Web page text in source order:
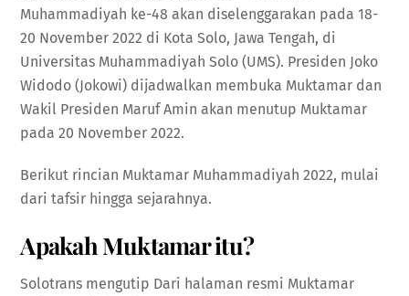
Muhammadiyah ke-48 akan diselenggarakan pada 18-
20 November 2022 di Kota Solo, Jawa Tengah, di
Universitas Muhammadiyah Solo (UMS). Presiden Joko
Widodo (Jokowi) dijadwalkan membuka Muktamar dan
Wakil Presiden Maruf Amin akan menutup Muktamar
pada 20 November 2022.
Berikut rincian Muktamar Muhammadiyah 2022, mulai
dari tafsir hingga sejarahnya.
Apakah Muktamar itu?
Solotrans mengutip Dari halaman resmi Muktamar